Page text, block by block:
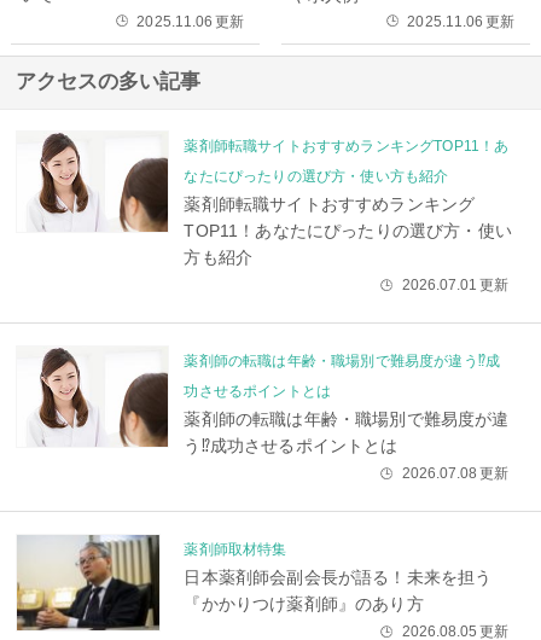
🕒 2025.11.06 更新 🕒 2025.11.06 更新
アクセスの多い記事
薬剤師転職サイトおすすめランキングTOP11！あ
なたにぴったりの選び方・使い方も紹介
薬剤師転職サイトおすすめランキング
TOP11！あなたにぴったりの選び方・使い
方も紹介
🕒 2026.07.01 更新
薬剤師の転職は年齢・職場別で難易度が違う⁉成
功させるポイントとは
薬剤師の転職は年齢・職場別で難易度が違
う⁉成功させるポイントとは
🕒 2026.07.08 更新
薬剤師取材特集
日本薬剤師会副会長が語る！未来を担う
『かかりつけ薬剤師』のあり方
🕒 2026.08.05 更新